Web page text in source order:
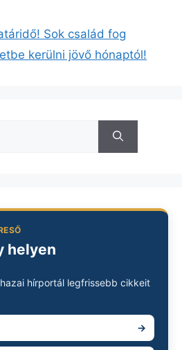
Sok család fog
kerülni jövő hónaptól!
helyen
hírportál legfrissebb cikkeit
→